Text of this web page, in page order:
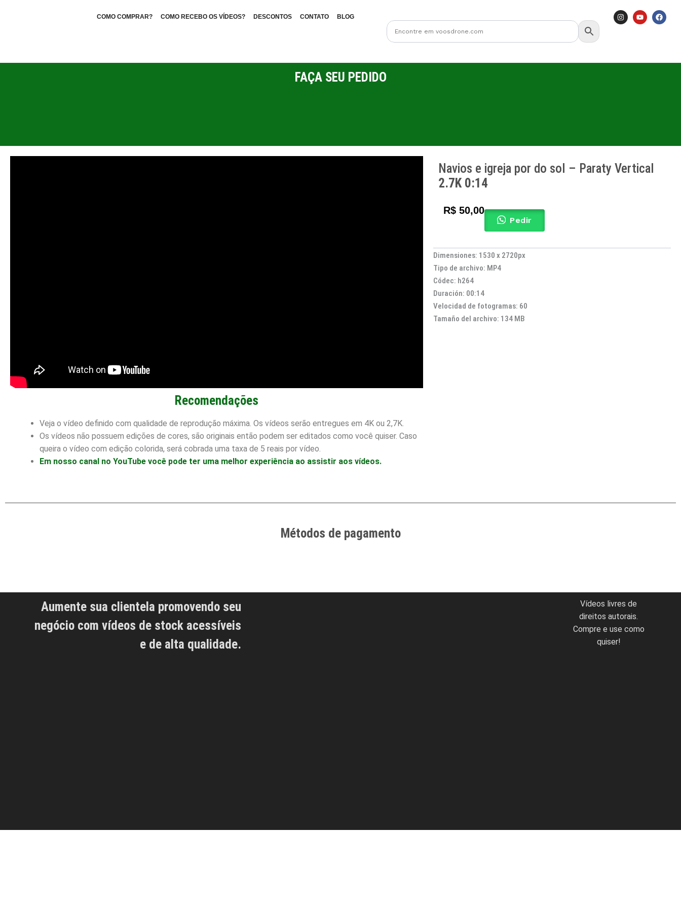
COMO COMPRAR? COMO RECEBO OS VÍDEOS? DESCONTOS CONTATO BLOG
I
n
a
Y
o
F
a
k
FAÇA SEU PEDIDO
Recomendações
Veja o vídeo definido com qualidade de reprodução máxima. Os vídeos serão entregues em 4K ou 2,7K.
Os vídeos não possuem edições de cores, são originais então podem ser editados como você quiser. Caso
queira o vídeo com edição colorida, será cobrada uma taxa de 5 reais por vídeo.
Em nosso canal no YouTube você pode ter uma melhor experiência ao assistir aos vídeos.
Navios e igreja por do sol – Paraty Vertical
2.7K 0:14
R$50,00
Pedir
Dimensiones: 1530 x 2720px
Tipo de archivo: MP4
Códec: h264
Duración: 00:14
Velocidad de fotogramas: 60
Tamaño del archivo: 134 MB
Métodos de pagamento
Aumente sua clientela promovendo seu
negócio com vídeos de stock acessíveis
e de alta qualidade.
Vídeos livres de
direitos autorais.
Compre e use como
quiser!